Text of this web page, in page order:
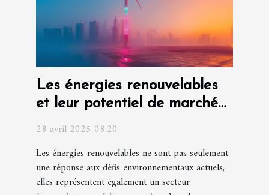
Les énergies renouvelables
et leur potentiel de marché
28 avril 2025 08:20
Les énergies renouvelables ne sont pas seulement
une réponse aux défis environnementaux actuels,
elles représentent également un secteur